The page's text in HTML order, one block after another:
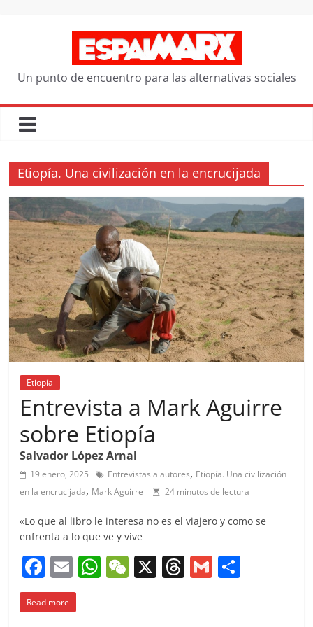
Un punto de encuentro para las alternativas sociales
Etiopía. Una civilización en la encrucijada
Etiopía
Entrevista a Mark Aguirre
sobre Etiopía
Salvador López Arnal
19 enero, 2025 Entrevistas a autores, Etiopía. Una civilización
en la encrucijada, Mark Aguirre 24 minutos de lectura
«Lo que al libro le interesa no es el viajero y como se
enfrenta a lo que ve y vive
F
a
c
E
m
ai
W
h
W
e
X T
h
G
m
Read more